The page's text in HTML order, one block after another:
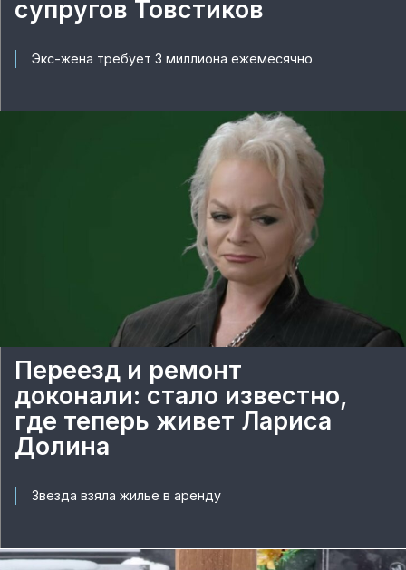
супругов Товстиков
Экс-жена требует 3 миллиона ежемесячно
Переезд и ремонт
доконали: стало известно,
где теперь живет Лариса
Долина
Звезда взяла жилье в аренду